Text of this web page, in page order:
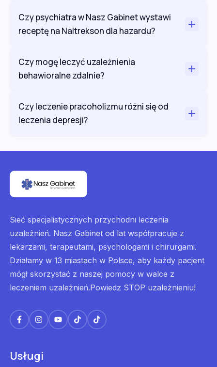
Czy psychiatra w Nasz Gabinet wystawi
receptę na Naltrekson dla hazardu?
Czy mogę leczyć uzależnienia
behawioralne zdalnie?
Czy leczenie pracoholizmu różni się od
leczenia depresji?
Sieć specjalistycznych przychodni leczenia
uzależnień. Nasz Gabinet od lat współpracuje z
lekarzami, terapeutami, psychologami i chirurgami.
Działamy w 13 miastach w Polsce, aby każdy pacjent
mógł skorzystać z naszej pomocy w walce z
leczeniem uzależnień.Powiedz STOP uzależnieniu!
Usługi